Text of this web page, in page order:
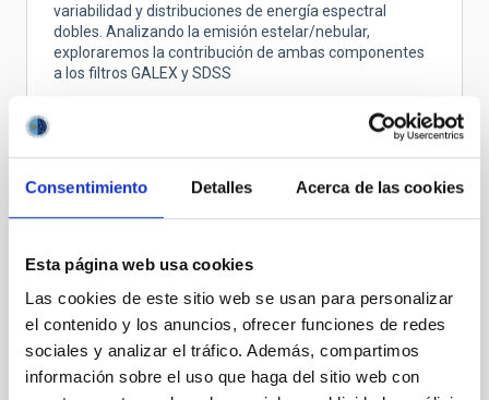
Consentimiento Detalles Acerca de las cookies
Esta página web usa cookies
Las cookies de este sitio web se usan para personalizar
el contenido y los anuncios, ofrecer funciones de redes
sociales y analizar el tráfico. Además, compartimos
información sobre el uso que haga del sitio web con
variabilidad y distribuciones de energía espectral
dobles. Analizando la emisión estelar/nebular,
exploraremos la contribución de ambas componentes
a los filtros GALEX y SDSS
Proyectos relacionados
Nucleosíntesis y procesos moleculares en
Las estrellas de masa baja e intermedia (M < 8
masas solares, Ms) representan la mayoría de
estrellas en el Cosmos y terminan sus vidas en la
Rama Asintótica de las Gigantes (AGB) - justo antes